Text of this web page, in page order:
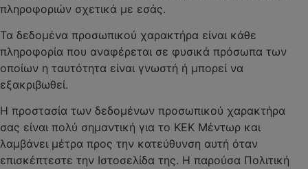
πληροφοριών σχετικά με εσάς.
Τα δεδομένα προσωπικού χαρακτήρα είναι κάθε
πληροφορία που αναφέρεται σε φυσικά πρόσωπα των
οποίων η ταυτότητα είναι γνωστή ή μπορεί να
εξακριβωθεί.
Η προστασία των δεδομένων προσωπικού χαρακτήρα
σας είναι πολύ σημαντική για το ΚΕΚ Μέντωρ και
λαμβάνει μέτρα προς την κατεύθυνση αυτή όταν
επισκέπτεστε την Ιστοσελίδα της. Η παρούσα Πολιτική